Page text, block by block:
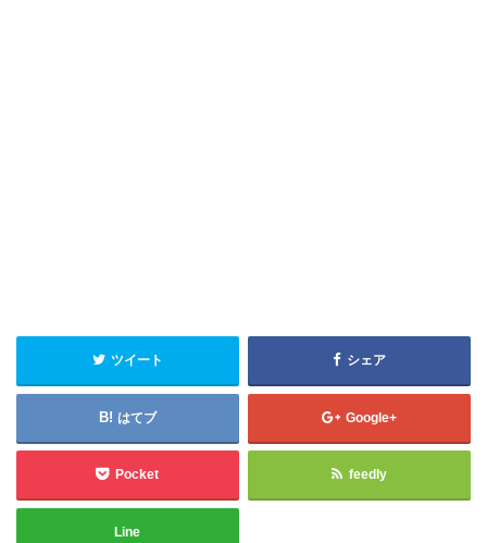
ツイート シェア
はてブ Google+
Pocket feedly
Line